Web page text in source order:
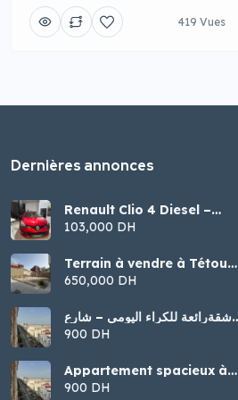
419 Vues
Dernières annonces
Renault Clio 4 Diesel –
Modèle 2016
103,000 DH
Terrain à vendre à Tétouan
– Malalienne
650,000 DH
شقةرائعة للكراء اليومي – شارع
الجيش الملكي، تطوان
900 DH
Appartement spacieux à
louer par jour – Tétouan
(Jaych Malaki)
900 DH